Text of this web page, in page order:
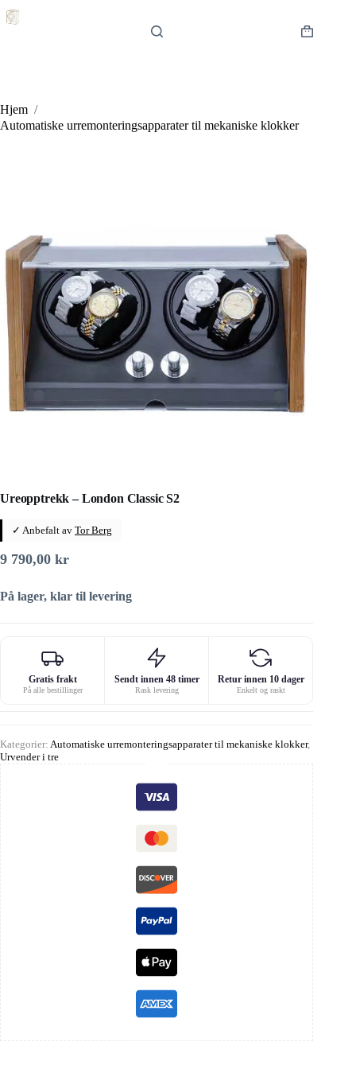
til
Hjem /
Automatiske urremonteringsapparater til mekaniske klokker
Ureopptrekk – London Classic S2
✓ Anbefalt av Tor Berg
9 790,00 kr
På lager, klar til levering
Gratis frakt
På alle bestillinger
Sendt innen 48 timer
Rask levering
Retur innen 10 dager
Enkelt og raskt
Kategorier: Automatiske urremonteringsapparater til mekaniske klokker,
Urvender i tre